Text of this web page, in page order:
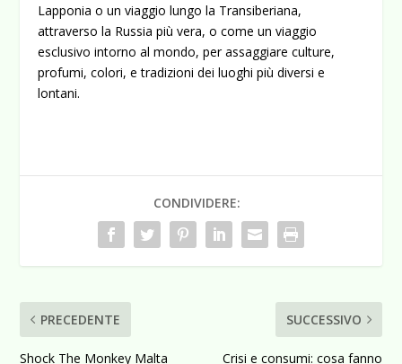
Lapponia o un viaggio lungo la Transiberiana,
attraverso la Russia più vera, o come un viaggio
esclusivo intorno al mondo, per assaggiare culture,
profumi, colori, e tradizioni dei luoghi più diversi e
lontani.
CONDIVIDERE:
PRECEDENTE
Shock The Monkey Malta
SUCCESSIVO
Crisi e consumi: cosa fanno